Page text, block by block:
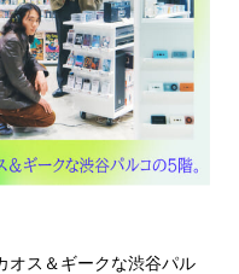
ッド図鑑
JOURNAL
YouTube
#AH.H
#MOVIE
オス＆ギークな渋谷パル